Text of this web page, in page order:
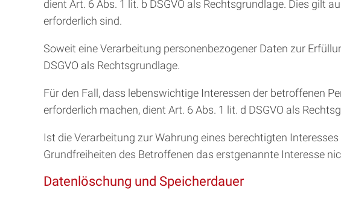
dient Art. 6 Abs. 1 lit. b DSGVO als Rechtsgrundlage. Dies
erforderlich sind.
Soweit eine Verarbeitung personenbezogener Daten zur
DSGVO als Rechtsgrundlage.
Für den Fall, dass lebenswichtige Interessen der betroffenen
erforderlich machen, dient Art. 6 Abs. 1 lit. d DSGVO als
Ist die Verarbeitung zur Wahrung eines berechtigten
Grundfreiheiten des Betroffenen das erstgenannte Interesse
Datenlöschung und Speicherdauer